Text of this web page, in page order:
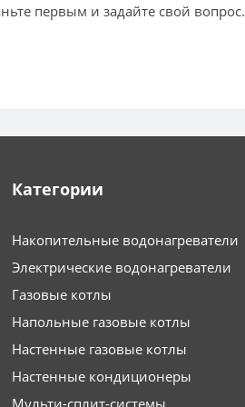
первым и задайте свой вопрос.
Категории
Накопительные водонагреватели
Электрические водонагреватели
Газовые котлы
Напольные газовые котлы
Настенные газовые котлы
Настенные кондиционеры
Мульти-сплит-системы